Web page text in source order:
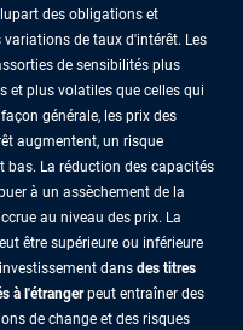
des obligations et
de taux d'intérêt. Les
de sensibilités plus
et plus volatiles que celles qui
générale, les prix des
augmentent, un risque
bas. La réduction des capacités
à un assèchement de la
au niveau des prix. La
être supérieure ou inférieure
dans des titres
à l'étrangerpeut entraîner des
de change et des risques